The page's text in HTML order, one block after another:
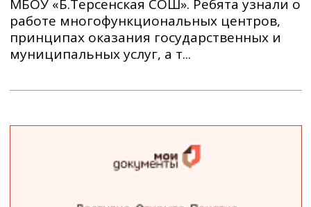
МБОУ «Б.Терсенская СОШ». Ребята узнали о
работе многофункциональных центров,
принципах оказания государственных и
муниципальных услуг, а т...